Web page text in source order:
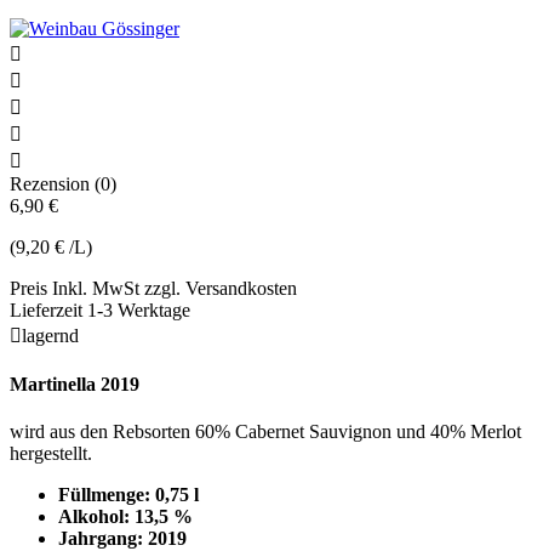





Rezension (0)
6,90 €
(9,20 € /L)
Preis Inkl. MwSt zzgl. Versandkosten
Lieferzeit 1-3 Werktage
lagernd
Martinella 2019
wird aus den Rebsorten 60% Cabernet Sauvignon und 40% Merlot
hergestellt.
Füllmenge: 0,75 l
Alkohol: 13,5 %
Jahrgang: 2019